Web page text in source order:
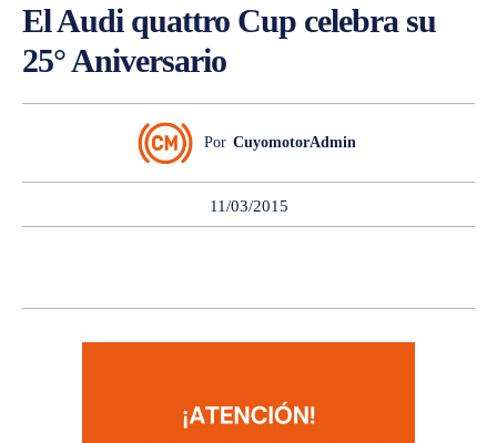
El Audi quattro Cup celebra su
25° Aniversario
Por CuyomotorAdmin
11/03/2015